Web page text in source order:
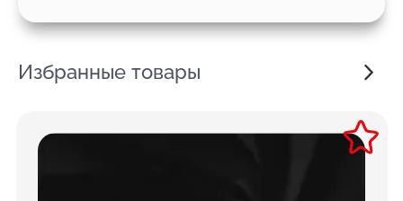
Избранные товары